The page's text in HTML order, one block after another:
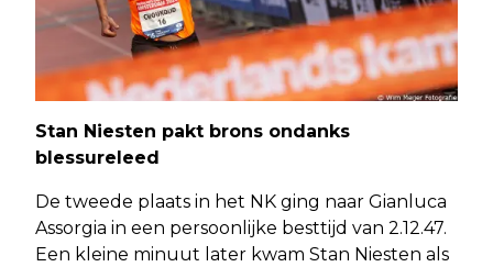
Stan Niesten pakt brons ondanks
blessureleed
De tweede plaats in het NK ging naar Gianluca
Assorgia in een persoonlijke besttijd van 2.12.47.
Een kleine minuut later kwam Stan Niesten als